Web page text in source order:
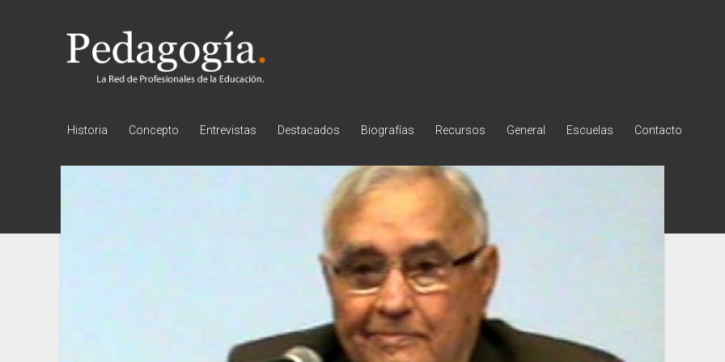
Pedagogía
Historia Concepto Entrevistas Destacados Biografías Recursos General Escuelas Contacto